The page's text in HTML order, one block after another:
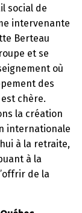
social de
intervenante
Berteau
et se
où
des
chère.
la création
internationale
à la retraite,
à la
de la